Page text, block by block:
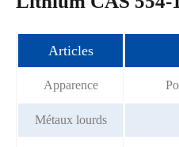
Articles
Apparence
Métaux lourds